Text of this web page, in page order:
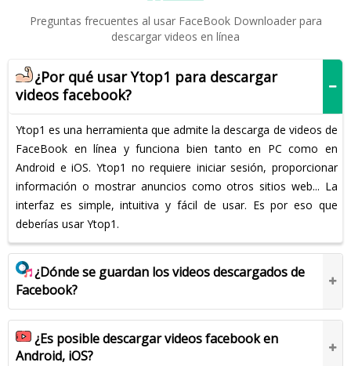
Preguntas frecuentes al usar FaceBook Downloader para
descargar videos en línea
¿Por qué usar Ytop1 para descargar
videos facebook?
Ytop1 es una herramienta que admite la descarga de videos de
FaceBook en línea y funciona bien tanto en PC como en
Android e iOS. Ytop1 no requiere iniciar sesión, proporcionar
información o mostrar anuncios como otros sitios web... La
interfaz es simple, intuitiva y fácil de usar. Es por eso que
deberías usar Ytop1.
¿Dónde se guardan los videos descargados de
Facebook?
¿Es posible descargar videos facebook en
Android, iOS?